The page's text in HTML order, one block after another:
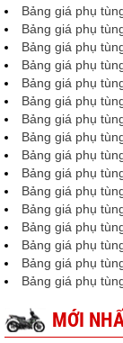
Bảng giá phụ
Bảng giá phụ
Bảng giá phụ
Bảng giá phụ
Bảng giá phụ
Bảng giá phụ
Bảng giá phụ
Bảng giá phụ
Bảng giá phụ
Bảng giá phụ
Bảng giá phụ
Bảng giá phụ
Bảng giá phụ
Bảng giá phụ
Bảng giá phụ
Bảng giá phụ
MỚI